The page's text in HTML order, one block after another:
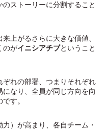
ストーリーに分割すること
上がるさらに大きな価値、
のがイニシアチブということ
れの部署、つまりそれぞれ
なり、全員が同じ方向を向
す。
）が高まり、各自チーム・